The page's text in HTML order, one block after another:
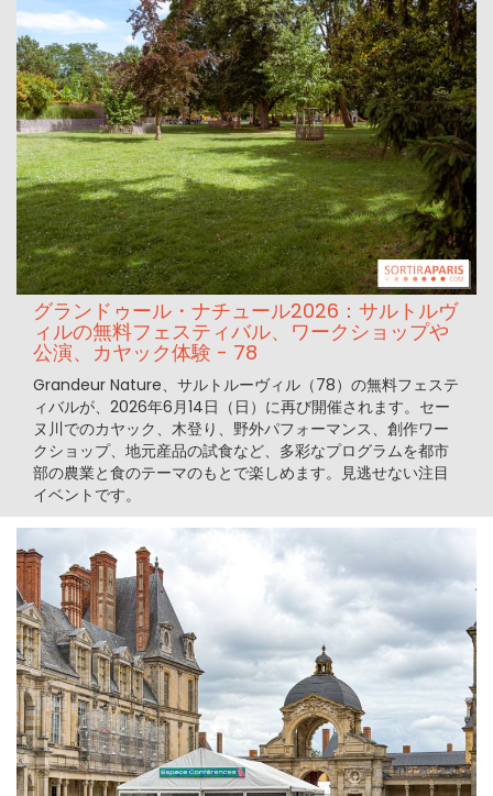
グランドゥール・ナチュール2026：サルトルヴ
ィルの無料フェスティバル、ワークショップや
公演、カヤック体験 - 78
Grandeur Nature、サルトルーヴィル（78）の無料フェステ
ィバルが、2026年6月14日（日）に再び開催されます。セー
ヌ川でのカヤック、木登り、野外パフォーマンス、創作ワー
クショップ、地元産品の試食など、多彩なプログラムを都市
部の農業と食のテーマのもとで楽しめます。見逃せない注目
イベントです。